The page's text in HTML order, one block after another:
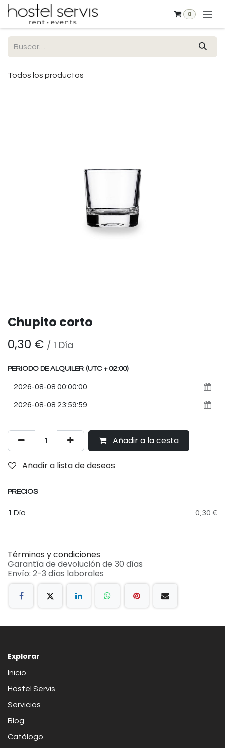
Ir al contenido
0
Todos los productos
Chupito corto
0,30 € / 1 Día
PERIODO DE ALQUILER (UTC + 02:00)
Añadir a la cesta
Añadir a lista de deseos
PRECIOS
1 Día 0,30 €
Términos y condiciones
Garantía de devolución de 30 días
Envío: 2-3 días laborales
Explorar
Inicio
Hostel Servis
Servicios
Blog
Catálogo